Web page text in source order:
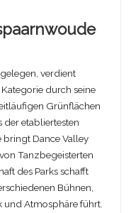
verdient
durch seine
Grünflächen
der etabliertesten
bringt Dance Valley
Tanzbegeisterten
des Parks schafft
Bühnen,
und Atmosphäre führt.